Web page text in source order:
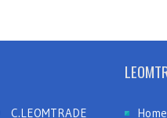
C.LEOMTRADE Home